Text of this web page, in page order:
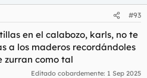
#93
en el calabozo, karls, no te
a los maderos recordándoles
zurran como tal
Editado cobardemente: 1 Sep 2025